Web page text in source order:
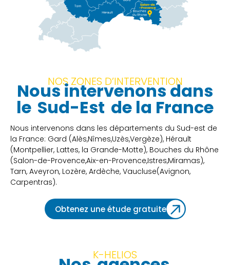
NOS ZONES D’INTERVENTION
Nous intervenons dans
le Sud-Est de la France
Nous intervenons dans les départements du Sud-est de
la France: Gard (Alès,Nîmes,Uzès,Vergèze), Hérault
(Montpellier, Lattes, la Grande-Motte), Bouches du Rhône
(Salon-de-Provence,Aix-en-Provence,Istres,Miramas),
Tarn, Aveyron, Lozère, Ardèche, Vaucluse(Avignon,
Carpentras).
Obtenez une étude gratuite
K-HELIOS